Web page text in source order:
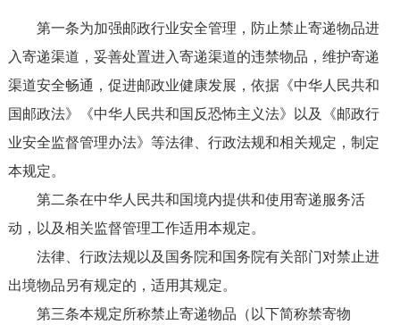
第一条为加强邮政行业安全管理，防止禁止寄递物品进
入寄递渠道，妥善处置进入寄递渠道的违禁物品，维护寄递
渠道安全畅通，促进邮政业健康发展，依据《中华人民共和
国邮政法》《中华人民共和国反恐怖主义法》以及《邮政行
业安全监督管理办法》等法律、行政法规和相关规定，制定
本规定。
第二条在中华人民共和国境内提供和使用寄递服务活
动，以及相关监督管理工作适用本规定。
法律、行政法规以及国务院和国务院有关部门对禁止进
出境物品另有规定的，适用其规定。
第三条本规定所称禁止寄递物品（以下简称禁寄物